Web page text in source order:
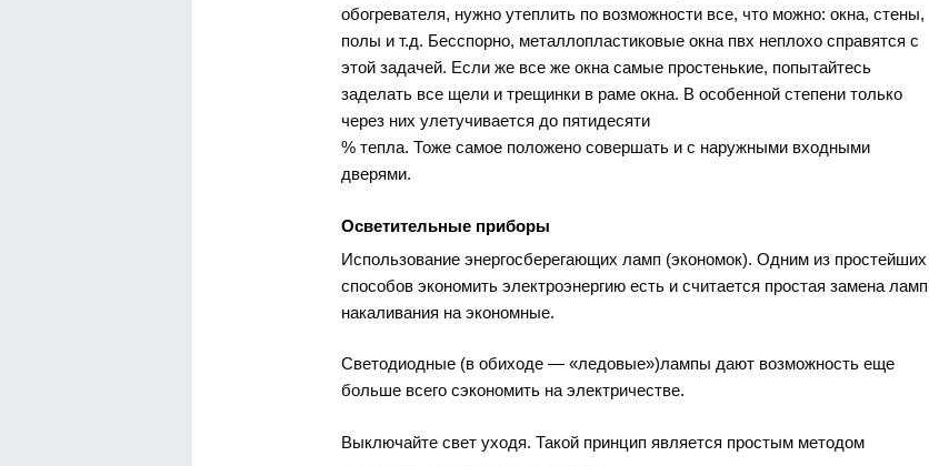
обогревателя, нужно утеплить по возможности все, что можно: окна, стены,
полы и т.д. Бесспорно, металлопластиковые окна пвх неплохо справятся с
этой задачей. Если же все же окна самые простенькие, попытайтесь
заделать все щели и трещинки в раме окна. В особенной степени только
через них улетучивается до пятидесяти
% тепла. Тоже самое положено совершать и с наружными входными
дверями.
Осветительные приборы
Использование энергосберегающих ламп (экономок). Одним из простейших
способов экономить электроэнергию есть и считается простая замена ламп
накаливания на экономные.
Светодиодные (в обиходе — «ледовые»)лампы дают возможность еще
больше всего сэкономить на электричестве.
Выключайте свет уходя. Такой принцип является простым методом